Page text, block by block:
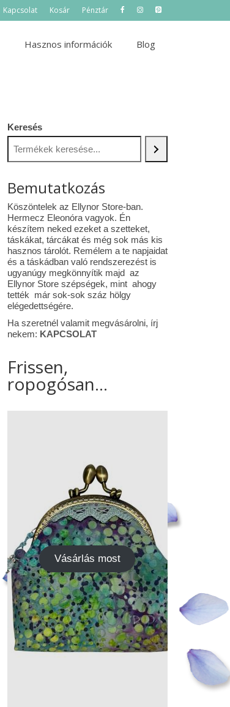
Kapcsolat Kosár Pénztár
Hasznos információk Blog
A termékek tisztítása
2020.01.13.
Alapanyagok: Tilda pamutvászon,
designer pamutvászon, lenvászon,
Kedves
Keresés
Bemutatkozás
Köszöntelek az Ellynor Store-ban.
Hermecz Eleonóra vagyok. Én
készítem neked ezeket a szetteket,
táskákat, tárcákat és még sok más kis
hasznos tárolót. Remélem a te napjaidat
és a táskádban való rendszerezést is
ugyanúgy megkönnyítik majd az
Ellynor Store szépségek, mint ahogy
tették már sok-sok száz hölgy
elégedettségére.
Ha szeretnél valamit megvásárolni, írj
nekem: KAPCSOLAT
Frissen,
ropogósan...
Vásárlás most